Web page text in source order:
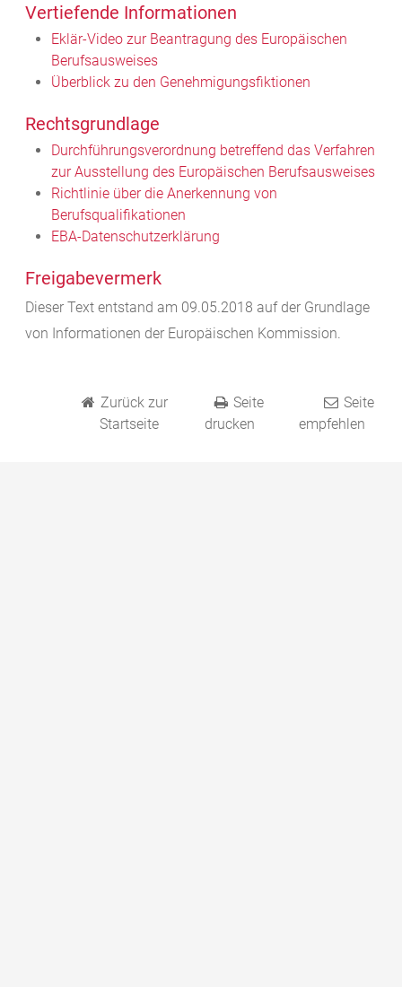
Vertiefende Informationen
Eklär-Video zur Beantragung des Europäischen
Berufsausweises
Überblick zu den Genehmigungsfiktionen
Rechtsgrundlage
Durchführungsverordnung betreffend das Verfahren
zur Ausstellung des Europäischen Berufsausweises
Richtlinie über die Anerkennung von
Berufsqualifikationen
EBA-Datenschutzerklärung
Freigabevermerk
Dieser Text entstand am 09.05.2018 auf der Grundlage
von Informationen der Europäischen Kommission.
Zurück zur
Startseite
Seite
drucken
Seite
empfehlen